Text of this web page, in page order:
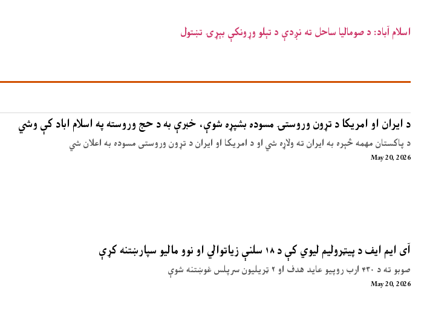
اسلام آباد: د صومالیا ساحل ته نږدې د تېلو وړونکې بېړۍ تښتول
د ایران او امریکا د تړون وروستۍ مسوده بشپړه شوې، خبرې به د حج وروسته په اسلام اباد کې وشي
د پاکستان مهمه څېره به ایران ته ولاړه شي او د امریکا او ایران د تړون وروستی مسوده به اعلان شي
May 20, 2026
آی ایم ایف د پیټرولیم لیوي کې د ۱۸ سلنې زیاتوالي او نوو مالیو سپارښتنه کړې
صوبو ته د ۴۳۰ ارب روپیو عاید هدف او ۲ ټریلیون سرپلس غوښتنه شوې
May 20, 2026